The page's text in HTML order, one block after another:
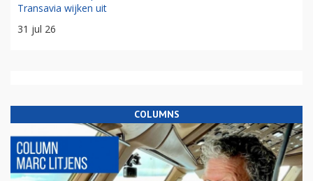
Transavia wijken uit
31 jul 26
COLUMNS